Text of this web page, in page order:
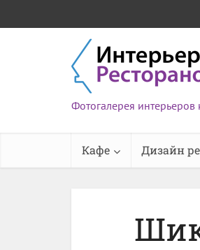
Фотогалерея
Кафе Дизайн